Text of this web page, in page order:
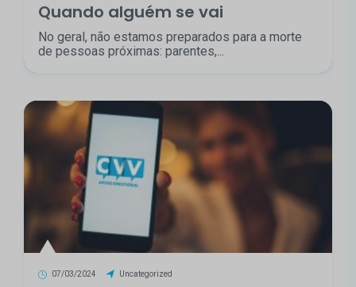
Quando alguém se vai
No geral, não estamos preparados para a morte
de pessoas próximas: parentes,...
07/03/2024 Uncategorized